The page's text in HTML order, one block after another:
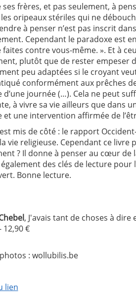
ses frères, et pas seulement, à
oripeaux stériles qui ne
à penser n’est pas inscrit
Cependant le paradoxe est
faites contre vous-même. ». Et à
plutôt que de rester empeser
peu adaptées si le croyant
conformément aux prêches
d’une journée (…). Cela ne peut
à vivre sa vie ailleurs que dans
et une intervention affirmée de
mis de côté : le rapport
vie religieuse. Cependant ce
? Il donne à penser au cœur de
des clés de lecture
Bonne lecture.
, J'avais tant de choses à dire
12,90 €
: wollubilis.be
lien